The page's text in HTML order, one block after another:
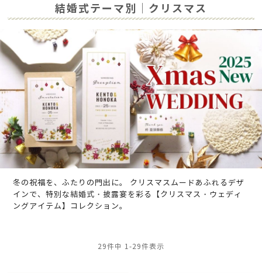
結婚式テーマ別│クリスマス
冬の祝福を、ふたりの門出に。 クリスマスムードあふれるデザ
インで、特別な結婚式・披露宴を彩る【クリスマス・ウェディ
ングアイテム】コレクション。
29件中 1 -29件表示